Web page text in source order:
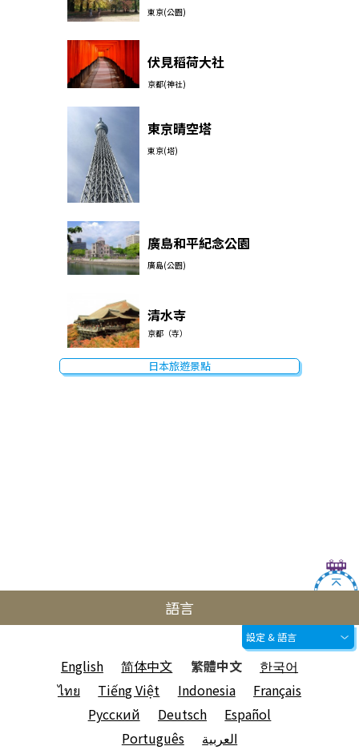
東京(公園)
伏見稻荷大社
京都(神社)
東京晴空塔
東京(塔)
廣島和平紀念公園
廣島(公園)
清水寺
京都（寺）
日本旅遊景點
語言
設定 & 語言
English 简体中文 繁體中文
한국어
ไทย
Tiếng Việt Indonesia
Français
Русский
Deutsch
Español
Português
العربية